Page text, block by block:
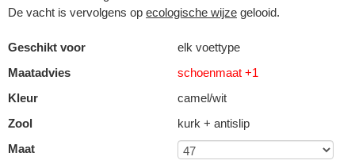
De vacht is vervolgens op ecologische wijze gelooid.
Geschikt voor
elk voettype
Maatadvies
schoenmaat +1
Kleur
camel/wit
Zool
kurk + antislip
Maat